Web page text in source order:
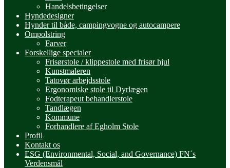
Handelsbetingelser
Hyndedesigner
Hynder til både, campingvogne og autocampere
Ompolstring
Farver
Forskellige specialer
Frisørstole / klippestole med frisør hjul
Kunstmaleren
Tatovør arbejdsstole
Ergonomiske stole til Dyrlægen
Fodterapeut behandlerstole
Tandlægen
Kommune
Forhandlere af Egholm Stole
Profil
Kontakt os
ESG (Environmental, Social, and Governance) FN´s
Verdensmål